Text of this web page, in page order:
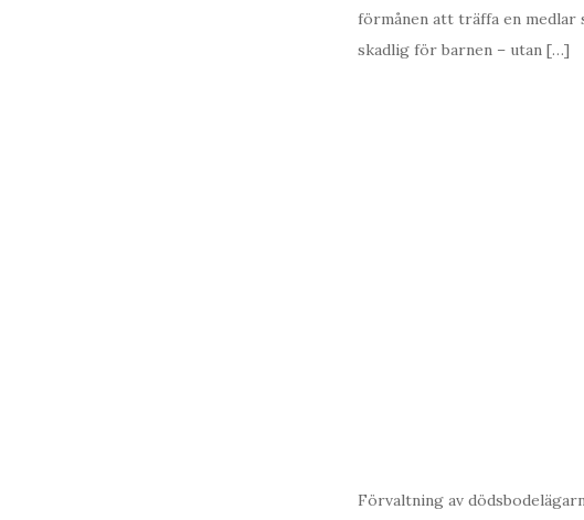
förmånen att träffa en medlar
skadlig för barnen – utan […]
Förvaltning av